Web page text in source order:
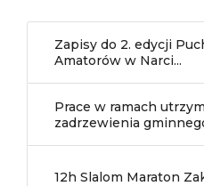
Zapisy do 2. edycji
Amatorów w Narci...
Prace w ramach
zadrzewienia
12h Slalom Maraton